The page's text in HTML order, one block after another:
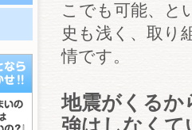
こでも可能、と
史も浅く、取り
情です。
地震がくるか
強はしなくて